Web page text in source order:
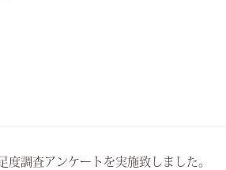
調査アンケートを実施致しました。